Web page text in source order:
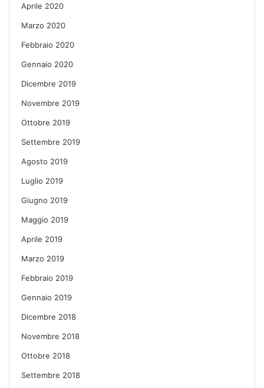
Aprile 2020
Marzo 2020
Febbraio 2020
Gennaio 2020
Dicembre 2019
Novembre 2019
Ottobre 2019
Settembre 2019
Agosto 2019
Luglio 2019
Giugno 2019
Maggio 2019
Aprile 2019
Marzo 2019
Febbraio 2019
Gennaio 2019
Dicembre 2018
Novembre 2018
Ottobre 2018
Settembre 2018